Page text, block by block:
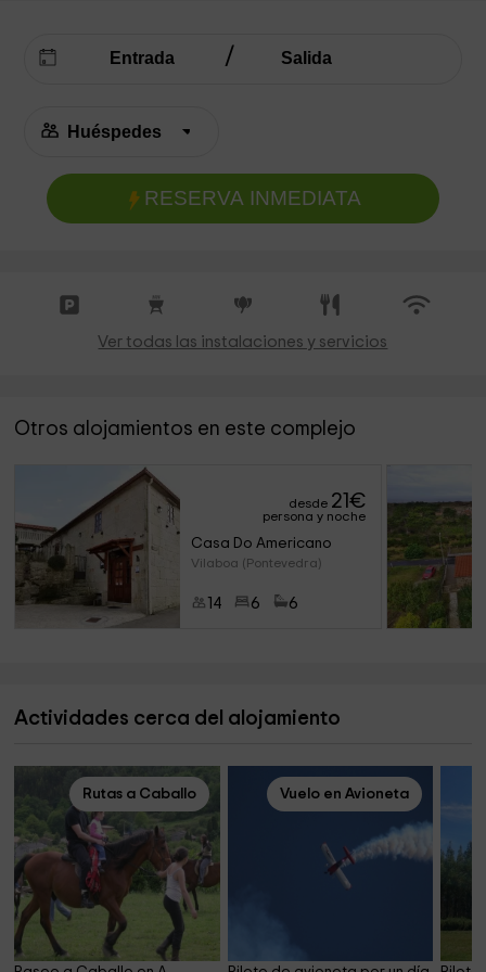
RESERVA INMEDIATA
Ver todas las instalaciones y servicios
Otros alojamientos en este complejo
desde 21€
persona y noche
Casa Do Americano
Vilaboa (Pontevedra)
14 6 6
Actividades cerca del alojamiento
Rutas a Caballo Vuelo en Avioneta